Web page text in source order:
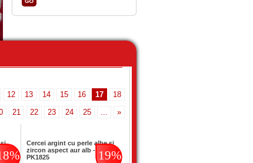
12 13 14 15 16 17
18
21 22 23 24 25 ... »
Cercei argint cu perle albe si
zircon aspect aur alb -
PK1825
19%